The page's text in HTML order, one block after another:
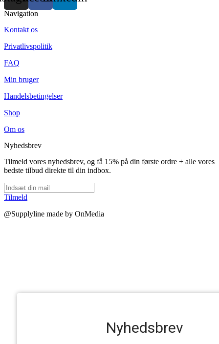
Navigation
Kontakt os
Privatlivspolitik
FAQ
Min bruger
Handelsbetingelser
Shop
Om os
Nyhedsbrev
Tilmeld vores nyhedsbrev, og få 15% på din første ordre + alle vores
bedste tilbud direkte til din indbox.
Tilmeld
@Supplyline made by OnMedia
Nyhedsbrev